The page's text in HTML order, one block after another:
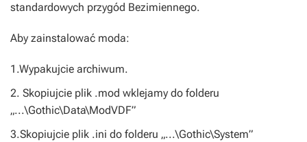
standardowych przygód Bezimiennego.
Aby zainstalować moda:
1.Wypakujcie archiwum.
2. Skopiujcie plik .mod wklejamy do folderu
„...\Gothic\Data\ModVDF”
3.Skopiujcie plik .ini do folderu „...\Gothic\System”